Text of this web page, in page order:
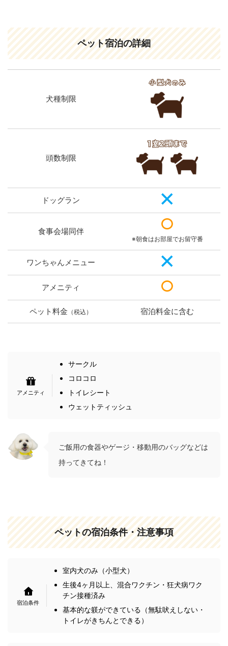
ペット宿泊の詳細
犬種制限
頭数制限
ドッグラン
食事会場同伴
※朝食はお部屋でお留守番
ワンちゃんメニュー
アメニティ
ペット料金 （税込） 宿泊料金に含む
サークル
コロコロ
トイレシート
ウェットティッシュ
ご飯用の食器やゲージ・移動用のバッグなどは
持ってきてね！
ペットの宿泊条件・注意事項
室内犬のみ（小型犬）
生後4ヶ月以上、混合ワクチン・狂犬病ワク
チン接種済み
基本的な躾ができている（無駄吠えしない・
トイレがきちんとできる）